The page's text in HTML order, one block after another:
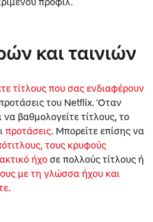
και ταινιών
τίτλους που σας ενδιαφέρουν
του Netflix. Όταν
βαθμολογείτε τίτλους, το
προτάσεις. Μπορείτε επίσης να
τους κρυφούς
ήχο σε πολλούς τίτλους ή
με τη γλώσσα ήχου και
.